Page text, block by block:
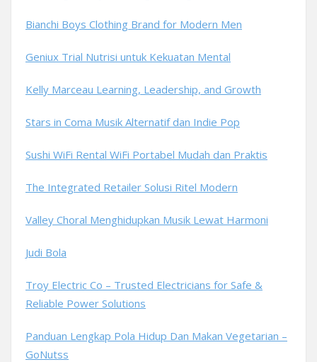
Bianchi Boys Clothing Brand for Modern Men
Geniux Trial Nutrisi untuk Kekuatan Mental
Kelly Marceau Learning, Leadership, and Growth
Stars in Coma Musik Alternatif dan Indie Pop
Sushi WiFi Rental WiFi Portabel Mudah dan Praktis
The Integrated Retailer Solusi Ritel Modern
Valley Choral Menghidupkan Musik Lewat Harmoni
Judi Bola
Troy Electric Co – Trusted Electricians for Safe &
Reliable Power Solutions
Panduan Lengkap Pola Hidup Dan Makan Vegetarian –
GoNutss